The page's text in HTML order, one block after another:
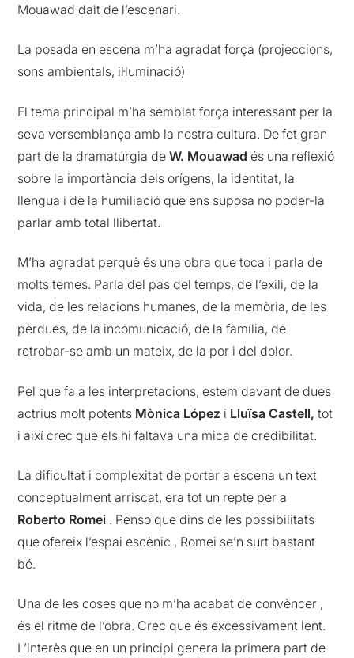
Mouawad dalt de l’escenari.
La posada en escena m’ha agradat força (projeccions,
sons ambientals, il·luminació)
El tema principal m’ha semblat força interessant per la
seva versemblança amb la nostra cultura. De fet gran
part de la dramatúrgia deW. Mouawad és una reflexió
sobre la importància dels orígens, la identitat, la
llengua i de la humiliació que ens suposa no poder-la
parlar amb total llibertat.
M’ha agradat perquè és una obra que toca i parla de
molts temes. Parla del pas del temps, de l’exili, de la
vida, de les relacions humanes, de la memòria, de les
pèrdues, de la incomunicació, de la família, de
retrobar-se amb un mateix, de la por i del dolor.
Pel que fa a les interpretacions, estem davant de dues
actrius molt potents Mònica López i Lluïsa Castell,tot
i així crec que els hi faltava una mica de credibilitat.
La dificultat i complexitat de portar a escena un text
conceptualment arriscat, era tot un repte per a
Roberto Romei . Penso que dins de les possibilitats
que ofereix l’espai escènic , Romei se’n surt bastant
bé.
Una de les coses que no m’ha acabat de convèncer ,
és el ritme de l’obra. Crec que és excessivament lent.
L’interès que en un principi genera la primera part de